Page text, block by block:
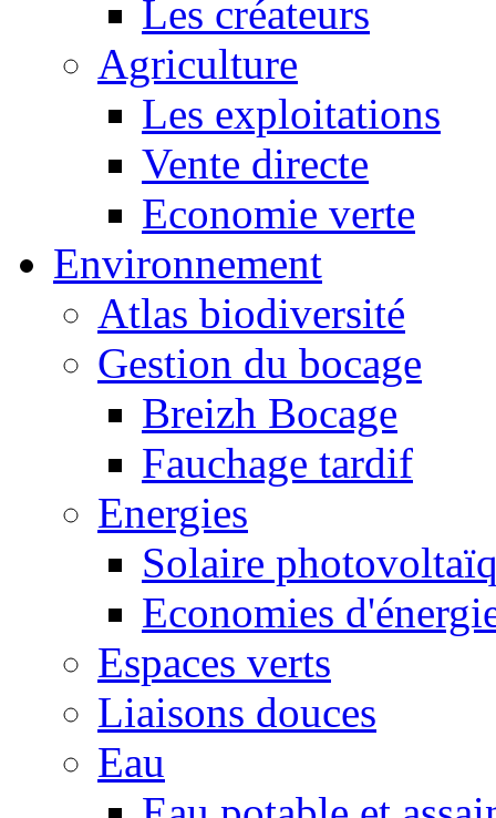
Les créateurs
Agriculture
Les exploitations
Vente directe
Economie verte
Environnement
Atlas biodiversité
Gestion du bocage
Breizh Bocage
Fauchage tardif
Energies
Solaire
Economies
Espaces verts
Liaisons douces
Eau